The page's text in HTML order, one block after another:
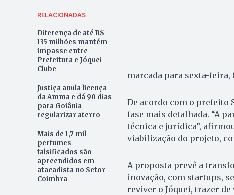
RELACIONADAS
Diferença de até R$
135 milhões mantém
impasse entre
Prefeitura e Jóquei
Clube
Justiça anula licença
da Amma e dá 90 dias
para Goiânia
regularizar aterro
Mais de 1,7 mil
perfumes
falsificados são
apreendidos em
atacadista no Setor
Coimbra
marcada para sexta-feira,
De acordo com o prefeito
fase mais detalhada. “A
técnica e jurídica”,
viabilização do projeto,
A proposta prevê a
inovação, com startups,
reviver o Jóquei, trazer